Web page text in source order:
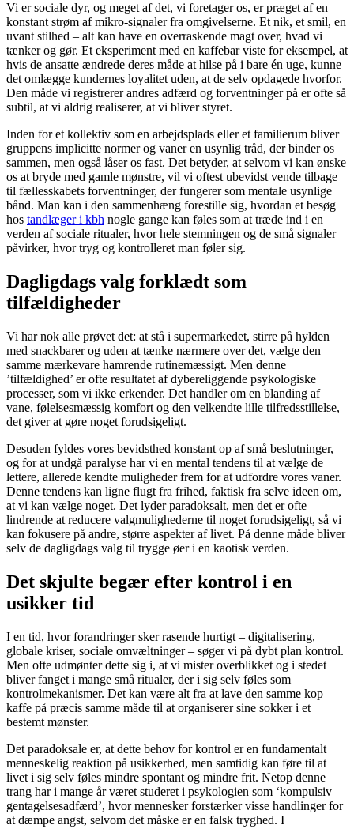
Vi er sociale dyr, og meget af det, vi foretager os, er præget af en
konstant strøm af mikro-signaler fra omgivelserne. Et nik, et smil, en
uvant stilhed – alt kan have en overraskende magt over, hvad vi
tænker og gør. Et eksperiment med en kaffebar viste for eksempel, at
hvis de ansatte ændrede deres måde at hilse på i bare én uge, kunne
det omlægge kundernes loyalitet uden, at de selv opdagede hvorfor.
Den måde vi registrerer andres adfærd og forventninger på er ofte så
subtil, at vi aldrig realiserer, at vi bliver styret.
Inden for et kollektiv som en arbejdsplads eller et familierum bliver
gruppens implicitte normer og vaner en usynlig tråd, der binder os
sammen, men også låser os fast. Det betyder, at selvom vi kan ønske
os at bryde med gamle mønstre, vil vi oftest ubevidst vende tilbage
til fællesskabets forventninger, der fungerer som mentale usynlige
bånd. Man kan i den sammenhæng forestille sig, hvordan et besøg
hos tandlæger i kbh nogle gange kan føles som at træde ind i en
verden af sociale ritualer, hvor hele stemningen og de små signaler
påvirker, hvor tryg og kontrolleret man føler sig.
Dagligdags valg forklædt som
tilfældigheder
Vi har nok alle prøvet det: at stå i supermarkedet, stirre på hylden
med snackbarer og uden at tænke nærmere over det, vælge den
samme mærkevare hamrende rutinemæssigt. Men denne
’tilfældighed’ er ofte resultatet af dybereliggende psykologiske
processer, som vi ikke erkender. Det handler om en blanding af
vane, følelsesmæssig komfort og den velkendte lille tilfredsstillelse,
det giver at gøre noget forudsigeligt.
Desuden fyldes vores bevidsthed konstant op af små beslutninger,
og for at undgå paralyse har vi en mental tendens til at vælge de
lettere, allerede kendte muligheder frem for at udfordre vores vaner.
Denne tendens kan ligne flugt fra frihed, faktisk fra selve ideen om,
at vi kan vælge noget. Det lyder paradoksalt, men det er ofte
lindrende at reducere valgmulighederne til noget forudsigeligt, så vi
kan fokusere på andre, større aspekter af livet. På denne måde bliver
selv de dagligdags valg til trygge øer i en kaotisk verden.
Det skjulte begær efter kontrol i en
usikker tid
I en tid, hvor forandringer sker rasende hurtigt – digitalisering,
globale kriser, sociale omvæltninger – søger vi på dybt plan kontrol.
Men ofte udmønter dette sig i, at vi mister overblikket og i stedet
bliver fanget i mange små ritualer, der i sig selv føles som
kontrolmekanismer. Det kan være alt fra at lave den samme kop
kaffe på præcis samme måde til at organiserer sine sokker i et
bestemt mønster.
Det paradoksale er, at dette behov for kontrol er en fundamentalt
menneskelig reaktion på usikkerhed, men samtidig kan føre til at
livet i sig selv føles mindre spontant og mindre frit. Netop denne
trang har i mange år været studeret i psykologien som ‘kompulsiv
gentagelsesadfærd’, hvor mennesker forstærker visse handlinger for
at dæmpe angst, selvom det måske er en falsk tryghed. I